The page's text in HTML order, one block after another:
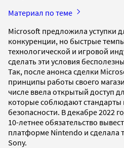
Материал по теме
Microsoft предложила уступки
конкуренции, но быстрые
технологической и игровой
сделать эти условия
Так, после анонса сделки
принципы работы своего
числе ввела открытый доступ
которые соблюдают
безопасности. В декабре 2022
10-летнее обязательство
платформе Nintendo и сделала
Sony.